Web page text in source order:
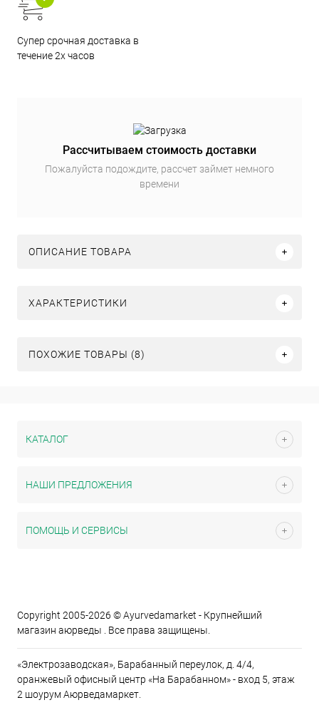
Супер срочная доставка в
течение 2х часов
Рассчитываем стоимость доставки
Пожалуйста подождите, рассчет займет немного
времени
ОПИСАНИЕ ТОВАРА
ХАРАКТЕРИСТИКИ
ПОХОЖИЕ ТОВАРЫ (8)
КАТАЛОГ
НАШИ ПРЕДЛОЖЕНИЯ
ПОМОЩЬ И СЕРВИСЫ
Copyright 2005-2026 © Ayurvedamarket - Крупнейший
магазин аюрведы . Все права защищены.
«Электрозаводская», Барабанный переулок, д. 4/4,
оранжевый офисный центр «На Барабанном» - вход 5, этаж
2 шоурум Аюрведамаркет.